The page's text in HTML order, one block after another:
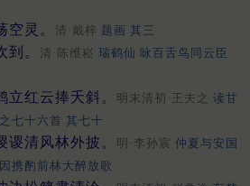
空灵。 清·戴梓 题画 其三
。 清·陈维崧 瑞鹤仙 咏百舌鸟同云臣
立红云捧夭斜。 明末清初·王夫之 读甘
七十六首 其七十
谡清风林外披。 明·李孙宸 仲夏与安国
携酌前林大醉放歌